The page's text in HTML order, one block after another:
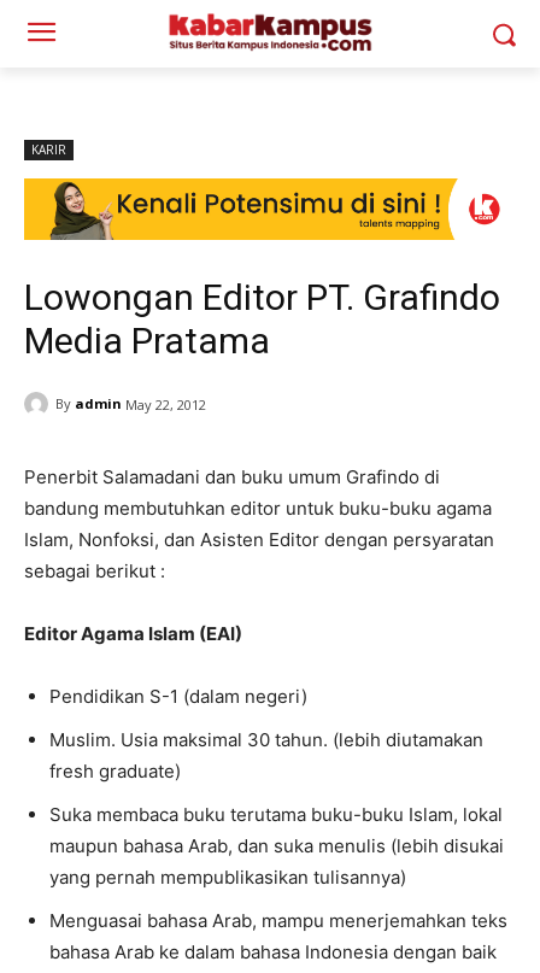
KARIR
Lowongan Editor PT. Grafindo
Media Pratama
By admin May 22, 2012
Penerbit Salamadani dan buku umum Grafindo di
bandung membutuhkan editor untuk buku-buku agama
Islam, Nonfoksi, dan Asisten Editor dengan persyaratan
sebagai berikut :
Editor Agama Islam (EAI)
Pendidikan S-1 (dalam negeri)
Muslim. Usia maksimal 30 tahun. (lebih diutamakan
fresh graduate)
Suka membaca buku terutama buku-buku Islam, lokal
maupun bahasa Arab, dan suka menulis (lebih disukai
yang pernah mempublikasikan tulisannya)
Menguasai bahasa Arab, mampu menerjemahkan teks
bahasa Arab ke dalam bahasa Indonesia dengan baik